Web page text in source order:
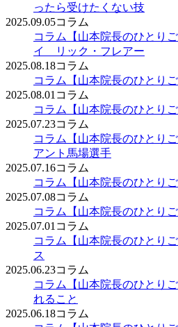
ったら受けたくない技
2025.09.05コラム
コラム
【山本院長のひとり
イ リック・フレアー
2025.08.18コラム
コラム
【山本院長のひとり
2025.08.01 コラム
コラム
【山本院長のひとり
2025.07.23コラム
コラム
【山本院長のひとり
アント馬場選手
2025.07.16コラム
コラム
【山本院長のひとり
2025.07.08コラム
コラム
【山本院長のひとり
2025.07.01 コラム
コラム
【山本院長のひとり
ス
2025.06.23コラム
コラム
【山本院長のひとり
れること
2025.06.18コラム